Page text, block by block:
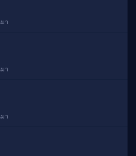
า
า
า